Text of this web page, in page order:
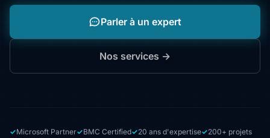
Parler à un expert
Nos services →
Microsoft Partner BMC Certified 20 ans d'expertise
200+ projets